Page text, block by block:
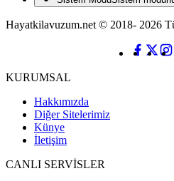
Hayatkilavuzum.net © 2018- 2026
KURUMSAL
Hakkımızda
Diğer Sitelerimiz
Künye
İletişim
CANLI SERVİSLER